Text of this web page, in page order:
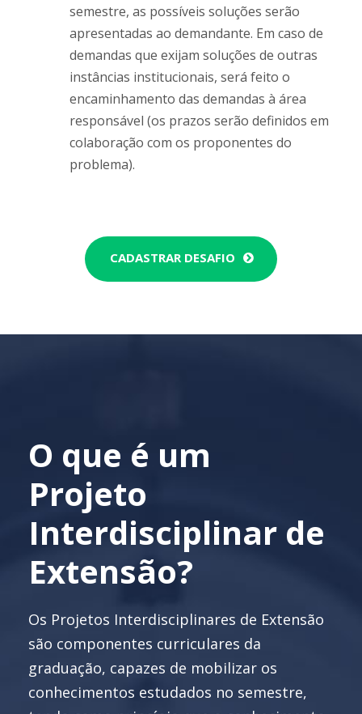
CADASTRAR DESAFIO
O que é um
Projeto
graduação, capazes de mobilizar os
conhecimentos estudados no semestre,
tendo como princípio que o conhecimento
é elaborado integrando teoria e prática no
desenvolvimento de soluções para desafios
reais.
A aplicação dos conceitos estudados gera
entregáveis reais a cada semestre. A
vivência profissional começa desde o
primeiro dia de sala de aula, enquanto o
conhecimento adquirido transforma o